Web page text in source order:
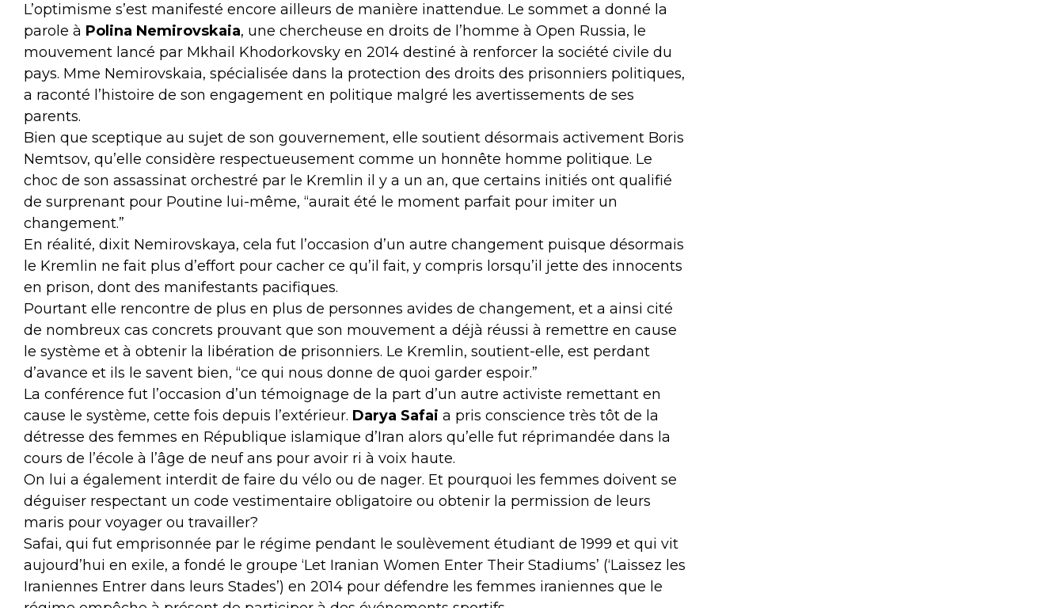
L’optimisme s’est manifesté encore ailleurs de manière inattendue. Le sommet a donné la
parole à Polina Nemirovskaia, une chercheuse en droits de l’homme à Open Russia, le
mouvement lancé par Mkhail Khodorkovsky en 2014 destiné à renforcer la société civile du
pays. Mme Nemirovskaia, spécialisée dans la protection des droits des prisonniers politiques,
a raconté l’histoire de son engagement en politique malgré les avertissements de ses
parents.
Bien que sceptique au sujet de son gouvernement, elle soutient désormais activement Boris
Nemtsov, qu’elle considère respectueusement comme un honnête homme politique. Le
choc de son assassinat orchestré par le Kremlin il y a un an, que certains initiés ont qualifié
de surprenant pour Poutine lui-même, “aurait été le moment parfait pour imiter un
changement.”
En réalité, dixit Nemirovskaya, cela fut l’occasion d’un autre changement puisque désormais
le Kremlin ne fait plus d’effort pour cacher ce qu’il fait, y compris lorsqu’il jette des innocents
en prison, dont des manifestants pacifiques.
Pourtant elle rencontre de plus en plus de personnes avides de changement, et a ainsi cité
de nombreux cas concrets prouvant que son mouvement a déjà réussi à remettre en cause
le système et à obtenir la libération de prisonniers. Le Kremlin, soutient-elle, est perdant
d’avance et ils le savent bien, “ce qui nous donne de quoi garder espoir.”
La conférence fut l’occasion d’un témoignage de la part d’un autre activiste remettant en
cause le système, cette fois depuis l’extérieur. Darya Safai a pris conscience très tôt de la
détresse des femmes en République islamique d’Iran alors qu’elle fut réprimandée dans la
cours de l’école à l’âge de neuf ans pour avoir ri à voix haute.
On lui a également interdit de faire du vélo ou de nager. Et pourquoi les femmes doivent se
déguiser respectant un code vestimentaire obligatoire ou obtenir la permission de leurs
maris pour voyager ou travailler?
Safai, qui fut emprisonnée par le régime pendant le soulèvement étudiant de 1999 et qui vit
aujourd’hui en exile, a fondé le groupe ‘Let Iranian Women Enter Their Stadiums’ (‘Laissez les
Iraniennes Entrer dans leurs Stades’) en 2014 pour défendre les femmes iraniennes que le